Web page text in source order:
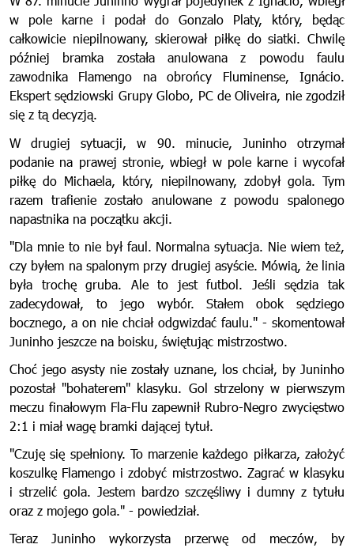
w pole karne i podał do Gonzalo Platy, który, będąc
całkowicie niepilnowany, skierował piłkę do siatki. Chwilę
później bramka została anulowana z powodu faulu
zawodnika Flamengo na obrońcy Fluminense, Ignácio.
Ekspert sędziowski Grupy Globo, PC de Oliveira, nie zgodził
się z tą decyzją.
W drugiej sytuacji, w 90. minucie, Juninho otrzymał
podanie na prawej stronie, wbiegł w pole karne i wycofał
piłkę do Michaela, który, niepilnowany, zdobył gola. Tym
razem trafienie zostało anulowane z powodu spalonego
napastnika na początku akcji.
"Dla mnie to nie był faul. Normalna sytuacja. Nie wiem też,
czy byłem na spalonym przy drugiej asyście. Mówią, że linia
była trochę gruba. Ale to jest futbol. Jeśli sędzia tak
zadecydował, to jego wybór. Stałem obok sędziego
bocznego, a on nie chciał odgwizdać faulu." - skomentował
Juninho jeszcze na boisku, świętując mistrzostwo.
Choć jego asysty nie zostały uznane, los chciał, by Juninho
pozostał "bohaterem" klasyku. Gol strzelony w pierwszym
meczu finałowym Fla-Flu zapewnił Rubro-Negro zwycięstwo
2:1 i miał wagę bramki dającej tytuł.
"Czuję się spełniony. To marzenie każdego piłkarza, założyć
koszulkę Flamengo i zdobyć mistrzostwo. Zagrać w klasyku
i strzelić gola. Jestem bardzo szczęśliwy i dumny z tytułu
oraz z mojego gola." - powiedział.
Teraz Juninho wykorzysta przerwę od meczów, by